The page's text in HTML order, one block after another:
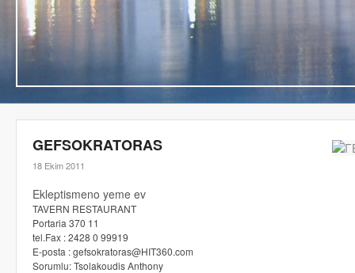
GEFSOKRATORAS
18 Ekim 2011
Ekleptismeno yeme ev
TAVERN RESTAURANT
Portaria 370 11
tel.Fax : 2428 0 99919
E-posta : gefsokratoras@HIT360.com
Sorumlu: Tsolakoudis Anthony